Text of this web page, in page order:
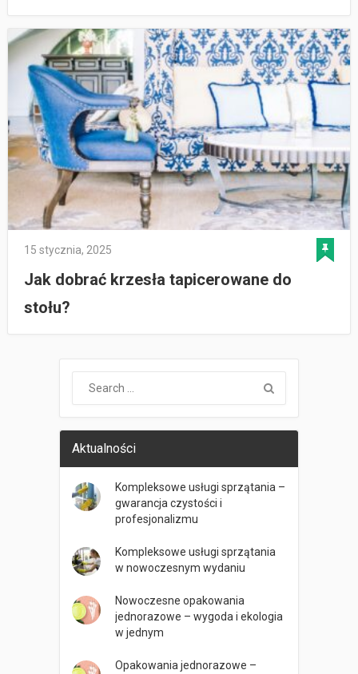
15 stycznia, 2025
Jak dobrać krzesła tapicerowane do
stołu?
Aktualności
Kompleksowe usługi sprzątania –
gwarancja czystości i
profesjonalizmu
Kompleksowe usługi sprzątania
w nowoczesnym wydaniu
Nowoczesne opakowania
jednorazowe – wygoda i ekologia
w jednym
Opakowania jednorazowe –